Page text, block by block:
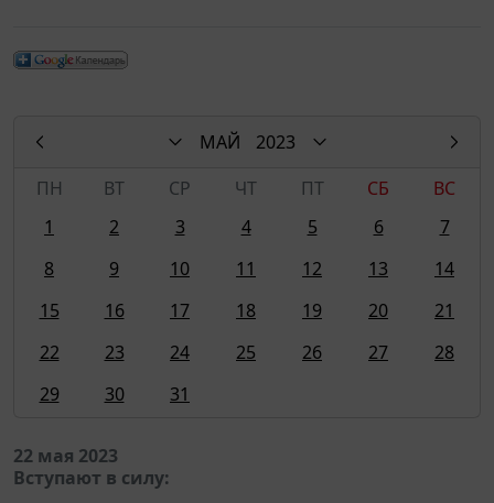
МАЙ
2023
ПН
ВТ СР ЧТ ПТ СБ
ВС
1
2 3 4 5 6
7
8
9 10 11 12 13
14
15
16 17 18 19 20
21
22
23 24 25 26 27
28
29
30 31
22 мая 2023
Вступают в силу: